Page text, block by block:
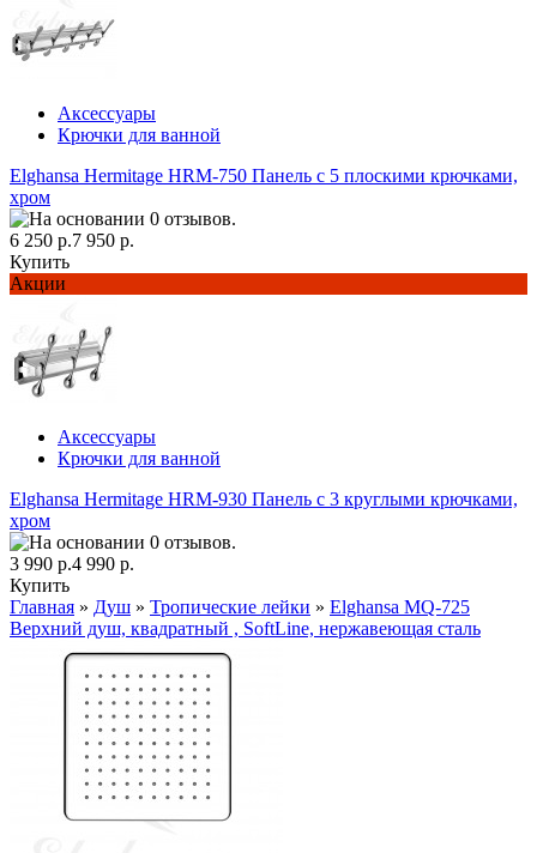
Аксессуары
Крючки для ванной
Elghansa Hermitage HRM-750 Панель с 5 плоскими крючками,
хром
6 250 р.7 950 р.
Купить
Акции
Аксессуары
Крючки для ванной
Elghansa Hermitage HRM-930 Панель с 3 круглыми крючками,
хром
3 990 р.4 990 р.
Купить
Главная » Душ » Тропические лейки » Elghansa MQ-725
Верхний душ, квадратный , SoftLine, нержавеющая сталь